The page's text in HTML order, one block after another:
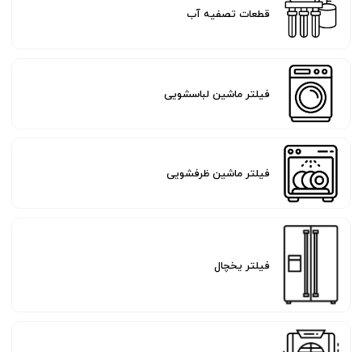
قطعات تصفیه آب
فیلتر ماشین لباسشویی
فیلتر ماشین ظرفشویی
فیلتر یخچال